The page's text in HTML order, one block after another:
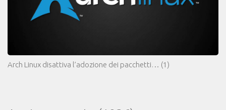
Arch Linux disattiva l’adozione dei pacchetti… (1)